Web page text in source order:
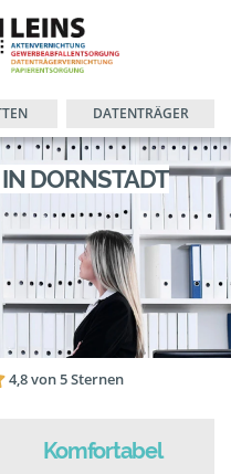
DATENTRÄGER
DORNSTADT
4,8 von 5 Sternen
Komfortabel